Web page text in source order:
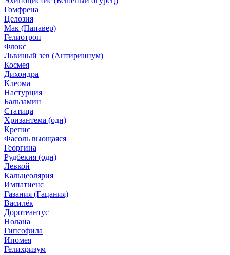
Гомфрена
Целозия
Мак (Папавер)
Гелиотроп
Флокс
Львиный зев (Антириннум)
Космея
Дихондра
Клеома
Настурция
Бальзамин
Статица
Хризантема (одн)
Крепис
Фасоль вьющаяся
Георгина
Рудбекия (одн)
Левкой
Кальцеолярия
Импатиенс
Газания (Гацания)
Василёк
Доротеантус
Нолана
Гипсофила
Ипомея
Гелихризум